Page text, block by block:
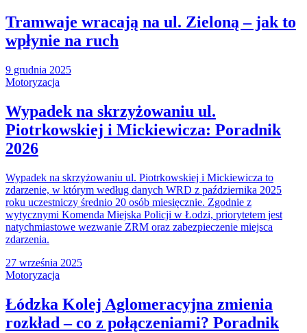
Tramwaje wracają na ul. Zieloną – jak to
wpłynie na ruch
9 grudnia 2025
Motoryzacja
Wypadek na skrzyżowaniu ul.
Piotrkowskiej i Mickiewicza: Poradnik
2026
Wypadek na skrzyżowaniu ul. Piotrkowskiej i Mickiewicza to
zdarzenie, w którym według danych WRD z października 2025
roku uczestniczy średnio 20 osób miesięcznie. Zgodnie z
wytycznymi Komenda Miejska Policji w Łodzi, priorytetem jest
natychmiastowe wezwanie ZRM oraz zabezpieczenie miejsca
zdarzenia.
27 września 2025
Motoryzacja
Łódzka Kolej Aglomeracyjna zmienia
rozkład – co z połączeniami? Poradnik